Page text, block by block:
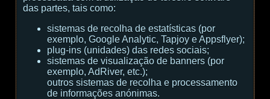
das partes, tais como:
sistemas de recolha de estatísticas (por
exemplo, Google Analytic, Tapjoy e Appsflyer);
plug-ins (unidades) das redes sociais;
sistemas de visualização de banners (por
exemplo, AdRiver, etc.);
outros sistemas de recolha e processamento
de informações anónimas.